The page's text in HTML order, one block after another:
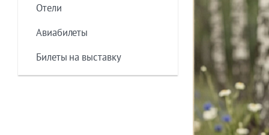
Отели
Авиабилеты
Билеты на выставку